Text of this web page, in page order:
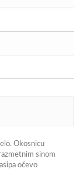
Okosnicu
sinom
očevo